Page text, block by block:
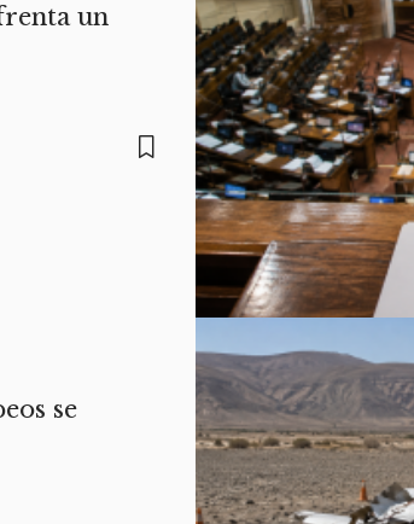
un
se